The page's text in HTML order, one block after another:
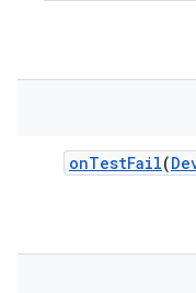
onTestFail(